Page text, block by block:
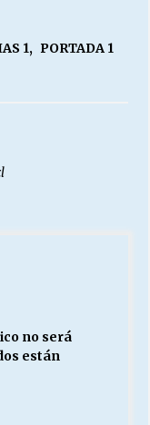
1, PORTADA 1
no será
están